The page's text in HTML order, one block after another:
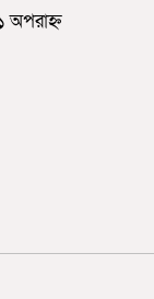
অপরাহ্ন